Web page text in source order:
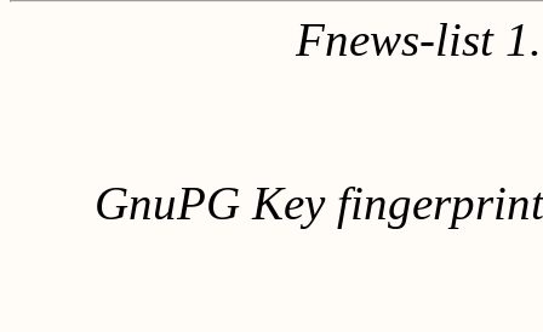
Fnews-list
GnuPG Key